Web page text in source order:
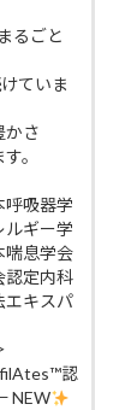
るごと
ていま
かさ
。
呼吸器学
ルギー学
喘息学会
認定内科
エキスパ
認
NEW